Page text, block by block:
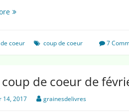
Mon
coeur
de
5
minutes
d’oral
coeur coup de coeur 7
de coeur de
14, 2017 grainesdelivres